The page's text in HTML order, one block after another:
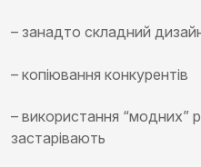
– занадто складний
– копіювання конкурентів
– використання “модних”
застарівають